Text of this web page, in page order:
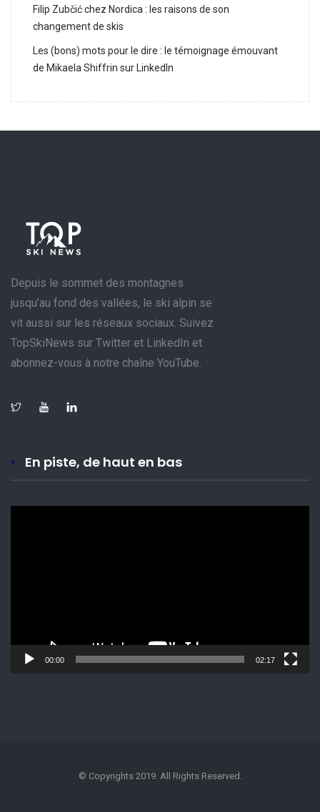
Filip Zubčić chez Nordica : les raisons de son
changement de skis
Les (bons) mots pour le dire : le témoignage émouvant
de Mikaela Shiffrin sur LinkedIn
Depuis le sommet des montagnes
jusqu’au fond des vallées, le ski alpin se
vit aussi sur les réseaux sociaux. Suivez
TopSkiNews sur Twitter et LinkedIn et
abonnez-vous à notre chaîne YouTube.
En piste, de haut en bas
00:00 02:17
© Copyrights 2019. All Rights Reserved.